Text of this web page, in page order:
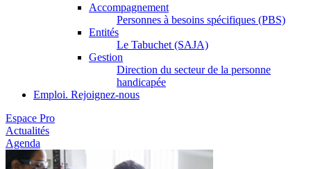
Accompagnement
Personnes à besoins spécifiques (PBS)
Entités
Le Tabuchet (SAJA)
Gestion
Direction du secteur de la personne
handicapée
Emploi. Rejoignez-nous
Espace Pro
Actualités
Agenda